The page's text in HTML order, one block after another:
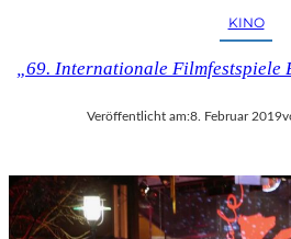
KINO
„69. Internationale
Veröffentlicht am:8. Februar 2019